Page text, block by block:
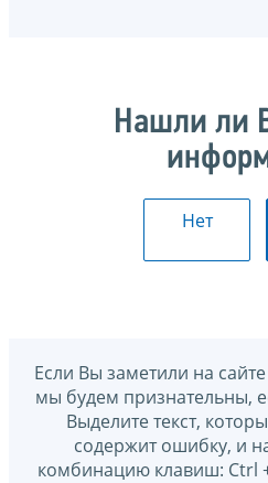
Нашли ли
Нет
Если Вы заметили на
мы будем признательны,
Выделите текст,
содержит ошибку, и
комбинацию клавиш: Ctrl